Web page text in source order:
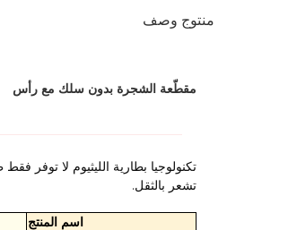
منتوج وصف
مقطّعة الشجرة بدون سلك مع رأس
تكنولوجيا بطارية الليثيوم لا توفر
تشعر بالثقل.
اسم المنتج